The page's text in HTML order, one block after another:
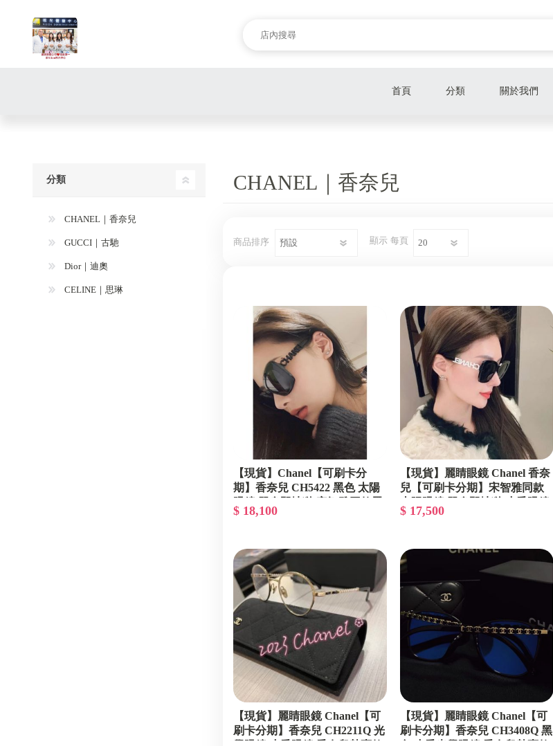
首頁 分類 關於我們
CHANEL｜香奈兒
商品排序 顯示 每頁
【現貨】Chanel【可刷卡分
期】香奈兒 CH5422 黑色 太陽
鏡 偏光太陽眼鏡 熱賣款
$ 18,100
【現貨】麗睛眼鏡 Chanel 香奈
兒【可刷卡分期】宋智雅同款
香奈兒眼鏡/CH5422
$ 17,500
【現貨】麗睛眼鏡 Chanel【可
刷卡分期】香奈兒 CH2211Q 光
【現貨】麗睛眼鏡 Chanel【可
刷卡分期】香奈兒 CH3408Q 黑
分類
CHANEL｜香奈兒
GUCCI｜古馳
Dior｜迪奧
CELINE｜思琳